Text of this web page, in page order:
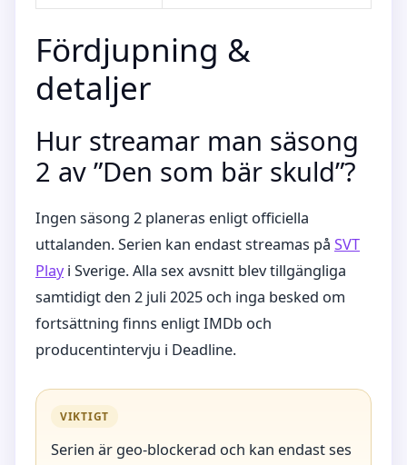
Fördjupning &
detaljer
Hur streamar man säsong
2 av ”Den som bär skuld”?
Ingen säsong 2 planeras enligt officiella
uttalanden. Serien kan endast streamas på SVT
Playi Sverige. Alla sex avsnitt blev tillgängliga
samtidigt den 2 juli 2025 och inga besked om
fortsättning finns enligt IMDb och
producentintervju i Deadline.
VIKTIGT
Serien är geo-blockerad och kan endast ses